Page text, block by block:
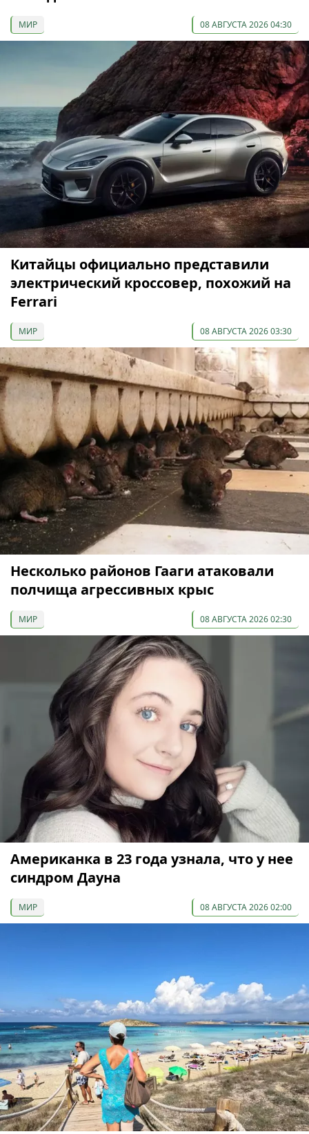
МИР 08 АВГУСТА 2026 04:30
Китайцы официально представили
электрический кроссовер, похожий на
Ferrari
МИР 08 АВГУСТА 2026 03:30
Несколько районов Гааги атаковали
полчища агрессивных крыс
МИР 08 АВГУСТА 2026 02:30
Американка в 23 года узнала, что у нее
синдром Дауна
МИР 08 АВГУСТА 2026 02:00